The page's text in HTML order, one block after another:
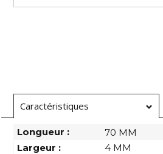
Caractéristiques
Longueur :
70 MM
Largeur :
4 MM